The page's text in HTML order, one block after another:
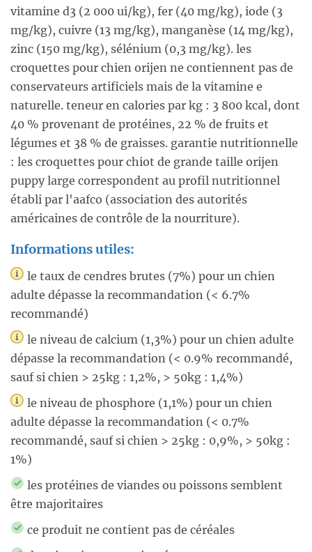
vitamine d3 (2 000 ui/kg), fer (40 mg/kg), iode (3
mg/kg), cuivre (13 mg/kg), manganèse (14 mg/kg),
zinc (150 mg/kg), sélénium (0,3 mg/kg). les
croquettes pour chien orijen ne contiennent pas de
conservateurs artificiels mais de la vitamine e
naturelle. teneur en calories par kg : 3 800 kcal, dont
40 % provenant de protéines, 22 % de fruits et
légumes et 38 % de graisses. garantie nutritionnelle
: les croquettes pour chiot de grande taille orijen
puppy large correspondent au profil nutritionnel
établi par l'aafco (association des autorités
américaines de contrôle de la nourriture).
Informations utiles:
le taux de cendres brutes (7%) pour un chien
adulte dépasse la recommandation (< 6.7%
recommandé)
le niveau de calcium (1,3%) pour un chien adulte
dépasse la recommandation (< 0.9% recommandé,
sauf si chien > 25kg : 1,2%, > 50kg : 1,4%)
le niveau de phosphore (1,1%) pour un chien
adulte dépasse la recommandation (< 0.7%
recommandé, sauf si chien > 25kg : 0,9%, > 50kg :
1%)
les protéines de viandes ou poissons semblent
être majoritaires
ce produit ne contient pas de céréales